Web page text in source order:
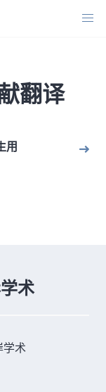
翻译
用
术
术